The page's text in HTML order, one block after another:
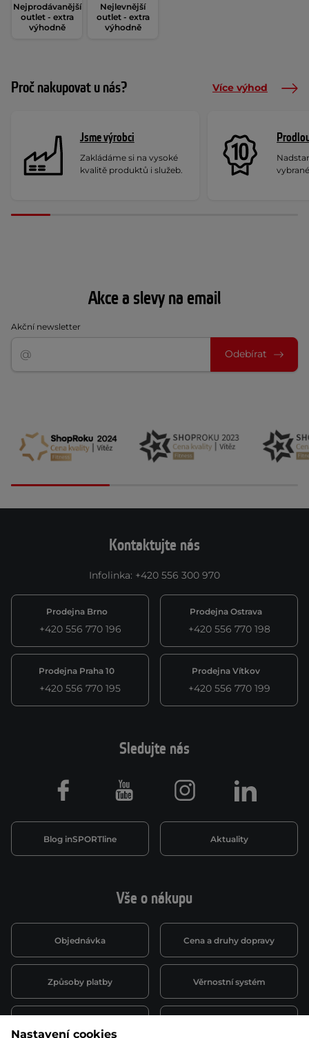
Nejprodávanější
outlet - extra
výhodně
Nejlevnější
outlet - extra
výhodně
Proč nakupovat u nás? Více výhod
Jsme výrobci
Zakládáme si na vysoké
kvalitě produktů i služeb.
Akce a slevy na email
Akční newsletter
Odebírat
Kontaktujte nás
Infolinka: +420 556 300 970
Prodejna Brno
+420 556 770 196
Prodejna Ostrava
+420 556 770 198
Prodejna Praha 10
+420 556 770 195
Prodejna Vítkov
+420 556 770 199
Vše o nákupu
Objednávka Cena a druhy dopravy
Způsoby platby Věrnostní systém
Sledujte nás
Blog inSPORTline Aktuality
Facebook Youtube Instagram LinkedIn
Nastavení cookies